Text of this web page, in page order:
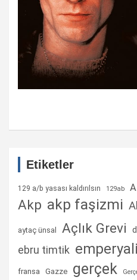
Etiketler
129 a/b yasası kaldırılsın 129ab
Akp akp faşizmi
aytaç ünsal Açlık Grevi
ebru timtik
fransa Gazze gerçek